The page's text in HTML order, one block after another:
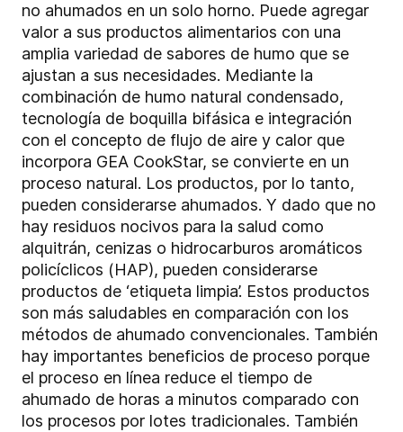
no ahumados en un solo horno. Puede agregar
valor a sus productos alimentarios con una
amplia variedad de sabores de humo que se
ajustan a sus necesidades. Mediante la
combinación de humo natural condensado,
tecnología de boquilla bifásica e integración
con el concepto de flujo de aire y calor que
incorpora GEA CookStar, se convierte en un
proceso natural. Los productos, por lo tanto,
pueden considerarse ahumados. Y dado que no
hay residuos nocivos para la salud como
alquitrán, cenizas o hidrocarburos aromáticos
policíclicos (HAP), pueden considerarse
productos de ‘etiqueta limpia’. Estos productos
son más saludables en comparación con los
métodos de ahumado convencionales. También
hay importantes beneficios de proceso porque
el proceso en línea reduce el tiempo de
ahumado de horas a minutos comparado con
los procesos por lotes tradicionales. También